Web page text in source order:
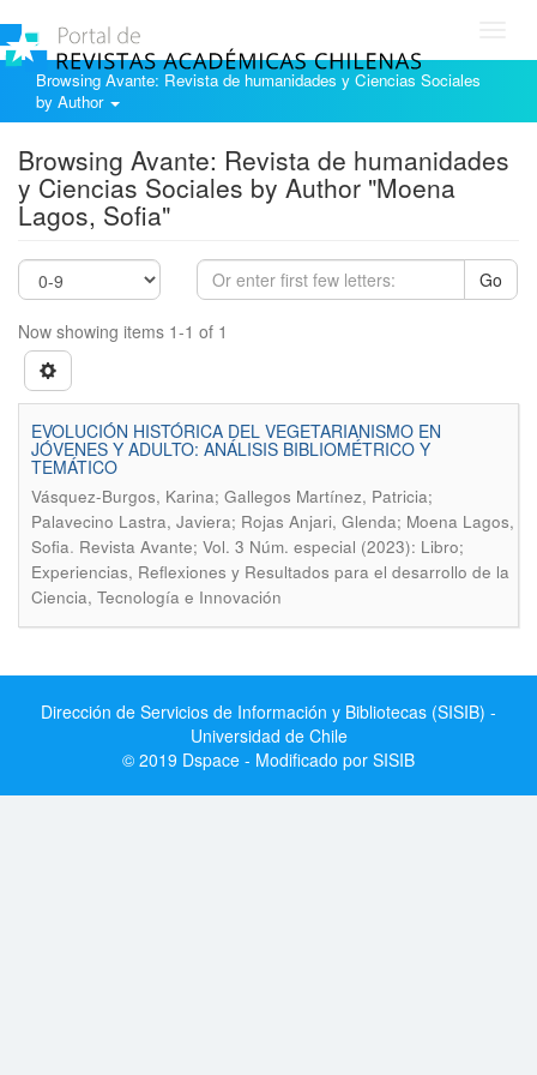
Browsing Avante: Revista de humanidades y Ciencias Sociales
by Author
Browsing Avante: Revista de humanidades
y Ciencias Sociales by Author "Moena
Lagos, Sofia"
Go
Now showing items 1-1 of 1
EVOLUCIÓN HISTÓRICA DEL VEGETARIANISMO EN
JÓVENES Y ADULTO: ANÁLISIS BIBLIOMÉTRICO Y
TEMÁTICO
Vásquez-Burgos, Karina; Gallegos Martínez, Patricia;
Palavecino Lastra, Javiera; Rojas Anjari, Glenda; Moena Lagos,
Sofia. Revista Avante; Vol. 3 Núm. especial (2023): Libro;
Experiencias, Reflexiones y Resultados para el desarrollo de la
Ciencia, Tecnología e Innovación
Dirección de Servicios de Información y Bibliotecas (SISIB) -
Universidad de Chile
© 2019 Dspace - Modificado por SISIB